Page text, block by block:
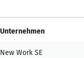
Unternehmen
New Work SE